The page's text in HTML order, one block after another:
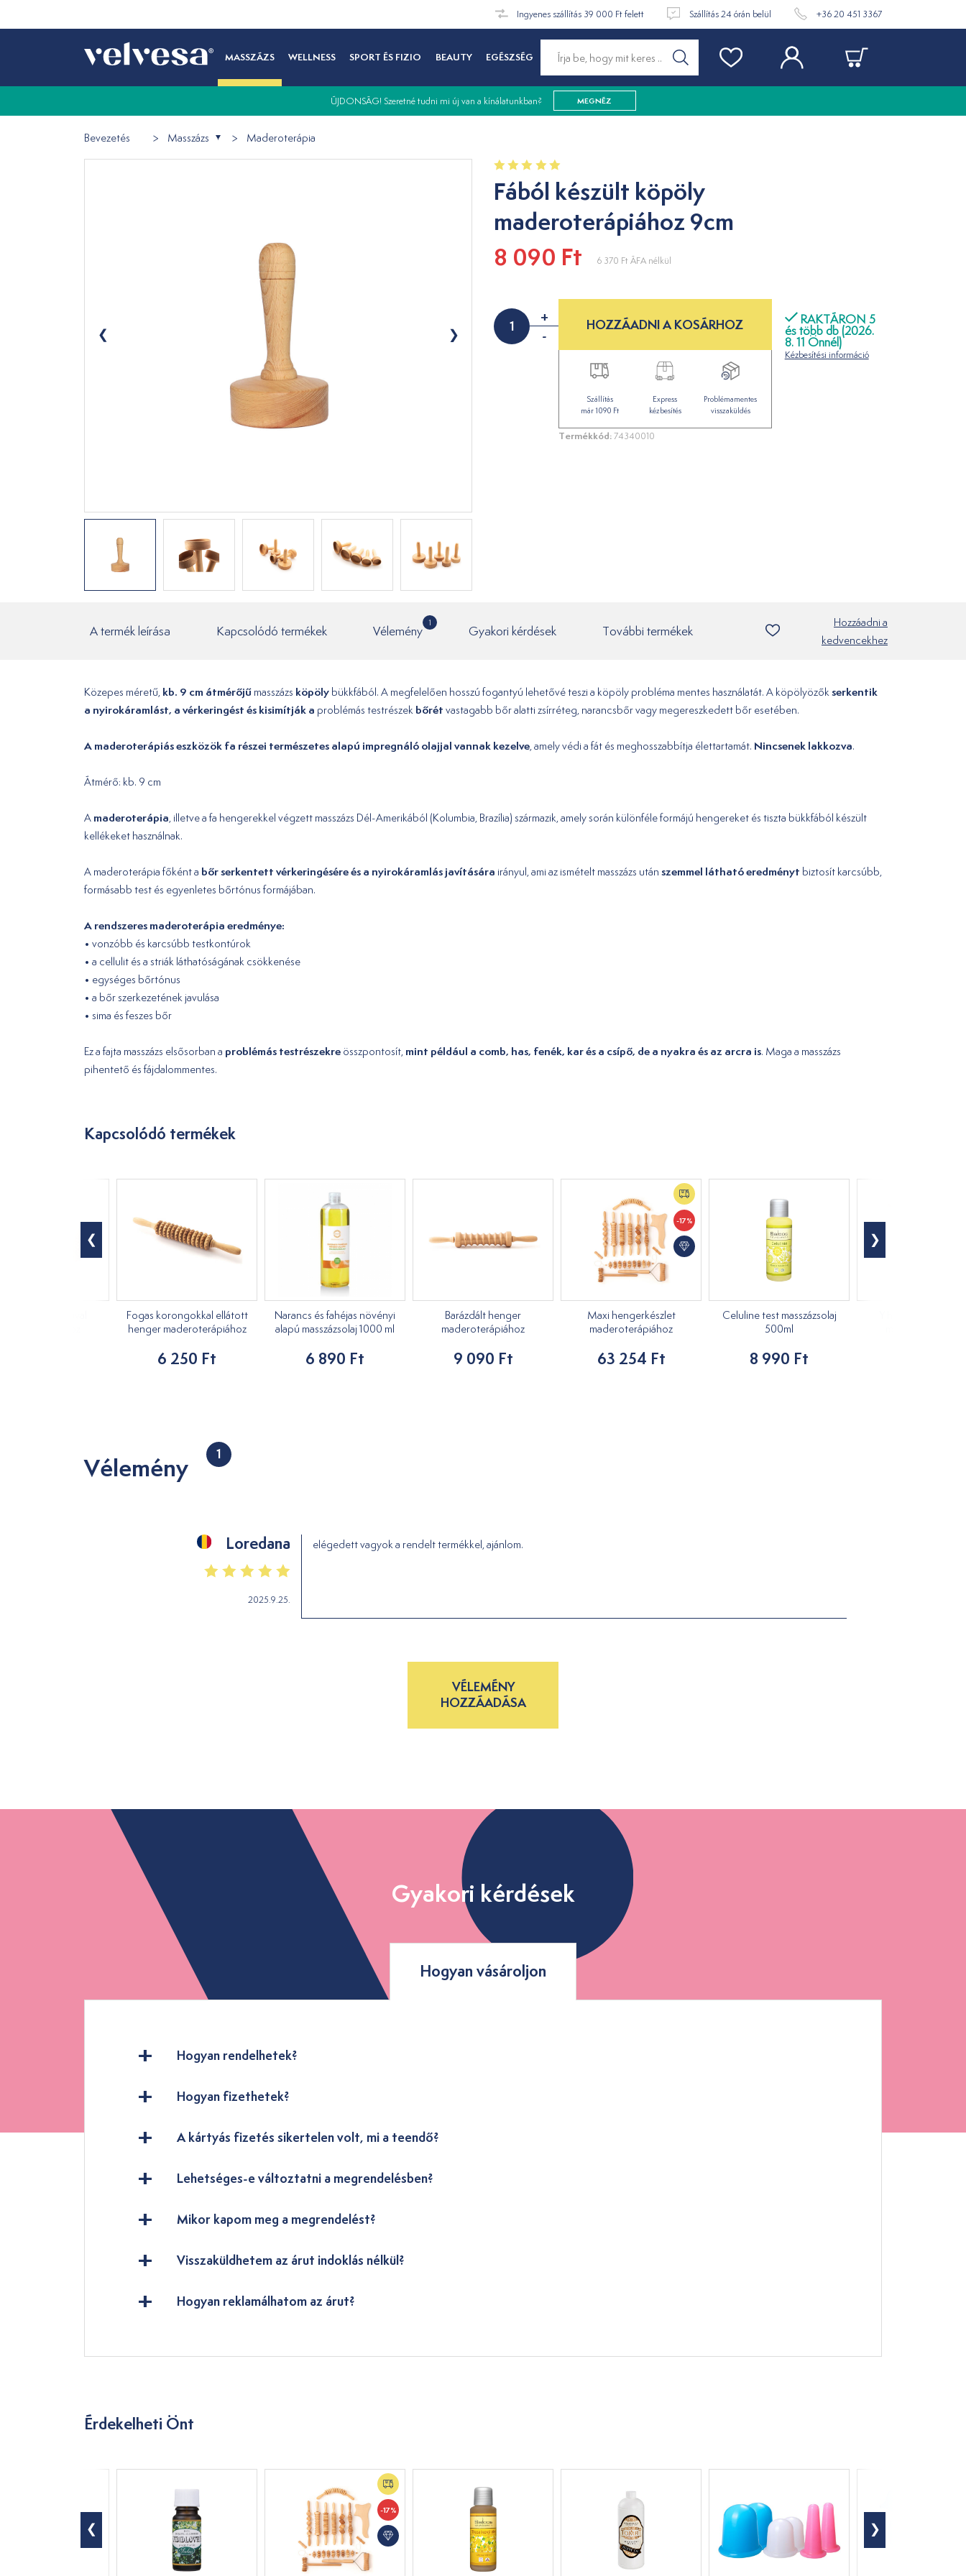
Ingyenes szállítás 39 000 Ft felett Szállítás 24 órán belül +36 20 451 3367
MASSZÁZS WELLNESS SPORT ÉS FIZIO BEAUTY EGÉSZSÉG
ÚJDONSÁG! Szeretné tudni mi új van a kínálatunkban? MEGNÉZ
Bevezetés Masszázs Maderoterápia
Fából készült köpöly
maderoterápiához 9cm
8 090 Ft
6 370 FtÁFA nélkül
+
-
RAKTÁRON 5
és több db (2026.
8. 11 Önnél)
Kézbesítési információ
HOZZÁADNI A KOSÁRHOZ
Szállítás
már 1090 Ft
Express
kézbesítés
Problémamentes
visszaküldés
Termékkód:74340010
A termék leírása Kapcsolódó termékek Vélemény
1
Gyakori kérdések További termékek
Hozzáadni a
kedvencekhez
Közepes méretű, kb. 9 cm átmérőjű masszázs köpöly bükkfából. A megfelelően hosszú fogantyú lehetővé teszi a köpöly probléma mentes használatát. A köpölyözőkserkentik
a nyirokáramlást, a vérkeringést és kisimítják a problémás testrészek bőrét vastagabb bőr alatti zsírréteg, narancsbőr vagy megereszkedett bőr esetében.
A maderoterápiás eszközök fa részei természetes alapú impregnáló olajjal vannak kezelve, amely védi a fát és meghosszabbítja élettartamát. Nincsenek lakkozva.
Átmérő: kb. 9 cm
A maderoterápia, illetve a fa hengerekkel végzett masszázs Dél-Amerikából (Kolumbia, Brazília) származik, amely során különféle formájú hengereket és tiszta bükkfából készült
kellékeket használnak.
A maderoterápia főként a bőr serkentett vérkeringésére és a nyirokáramlás javítására irányul, ami az ismételt masszázs után szemmel látható eredményt biztosít karcsúbb,
formásabb test és egyenletes bőrtónus formájában.
A rendszeres maderoterápia eredménye:
• vonzóbb és karcsúbb testkontúrok
• a cellulit és a striák láthatóságának csökkenése
• egységes bőrtónus
• a bőr szerkezetének javulása
• sima és feszes bőr
Ez a fajta masszázs elsősorban a problémás testrészekre összpontosít, mint például a comb, has, fenék, kar és a csípő, de a nyakra és az arcra is. Maga a masszázs
pihentető és fájdalommentes.
Kapcsolódó termékek
Fogas korongokkal ellátott
henger maderoterápiához
6 250 Ft
Narancs és fahéjas növényi
alapú masszázsolaj 1000 ml
6 890 Ft
Barázdált henger
maderoterápiához
9 090 Ft
-17%
Maxi hengerkészlet
maderoterápiához
63 254 Ft
Celuline test masszázsolaj
500ml
8 990 Ft
Vélemény 1
Loredana
2025.9.25.
elégedett vagyok a rendelt termékkel, ajánlom.
VÉLEMÉNY
HOZZÁADÁSA
Gyakori kérdések
Hogyan vásároljon
Hogyan rendelhetek?
Hogyan fizethetek?
A kártyás fizetés sikertelen volt, mi a teendő?
Lehetséges-e változtatni a megrendelésben?
Mikor kapom meg a megrendelést?
Visszaküldhetem az árut indoklás nélkül?
Hogyan reklamálhatom az árut?
Érdekelheti Önt
-17%